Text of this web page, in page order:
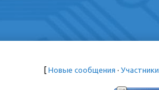
[ Новые сообщения · Участники